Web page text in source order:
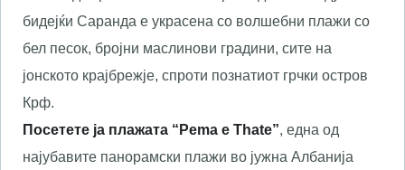
бидејќи Саранда е украсена со волшебни плажи со
бел песок, бројни маслинови градини, сите на
јонското крајбрежје, спроти познатиот грчки остров
Крф.
Посетете ја плажата “Pema e Тhate”, една од
најубавите панорамски плажи во јужна Албанија